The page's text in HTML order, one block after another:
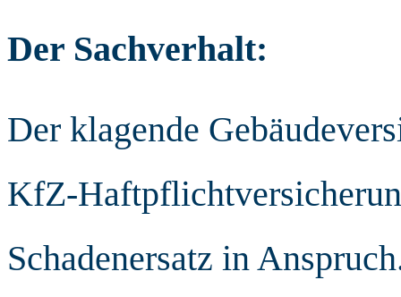
Der Sachverhalt:
Der klagende
KfZ-
Schadenersatz in